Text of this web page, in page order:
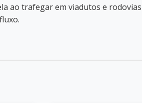
ao trafegar em viadutos e rodovias